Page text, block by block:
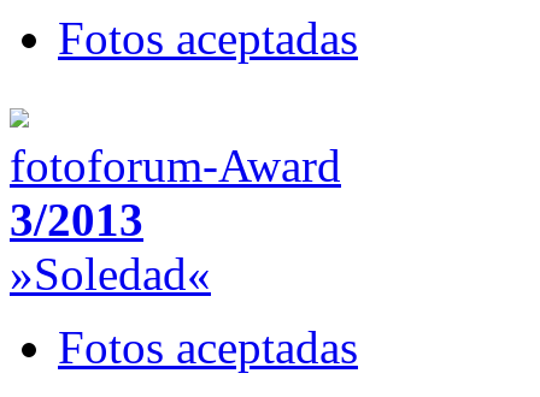
Fotos aceptadas
fotoforum-Award
3/2013
»Soledad«
Fotos aceptadas